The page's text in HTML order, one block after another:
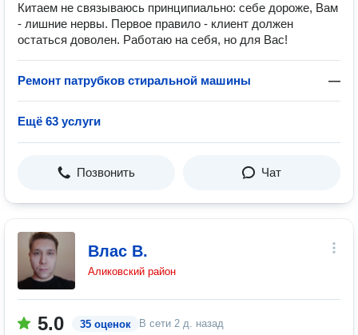
Китаем не связываюсь принципиально: себе дороже, Вам
- лишние нервы. Первое правило - клиент должен
остаться доволен. Работаю на себя, но для Вас!
Ремонт патрубков стиральной машины —
Ещё 63 услуги
Позвонить Чат
Влас В.
Аликовский район
5.0 35 оценок В сети 2 д. назад